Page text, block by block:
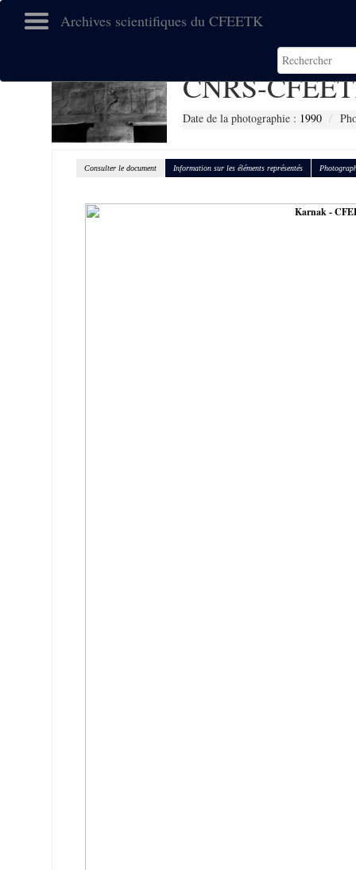
Archives scientifiques du CFEETK
CNRS-
Date de la photographie : 1990
Consulter le document Information sur les éléments représentés